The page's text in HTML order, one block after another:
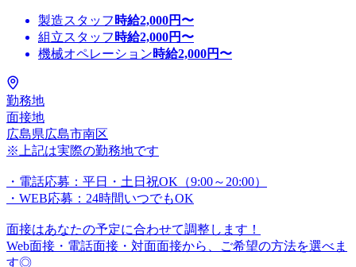
製造スタッフ 時給2,000円〜
組立スタッフ 時給2,000円〜
機械オペレーション時給2,000円〜
勤務地
面接地
広島県広島市南区
※上記は実際の勤務地です
・電話応募：平日・土日祝OK（9:00～20:00）
・WEB応募：24時間いつでもOK
面接はあなたの予定に合わせて調整します！
Web面接・電話面接・対面面接から、ご希望の方法を選べま
す◎